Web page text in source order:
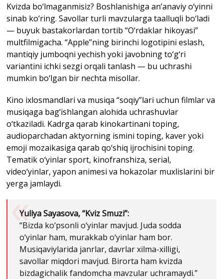
Kvizda bo‘lmaganmisiz? Boshlanishiga an’anaviy o‘yinni
sinab ko‘ring. Savollar turli mavzularga taalluqli bo‘ladi
— buyuk bastakorlardan tortib “O‘rdaklar hikoyasi”
multfilmigacha. “Apple”ning birinchi logotipini eslash,
mantiqiy jumboqni yechish yoki javobning to‘g‘ri
variantini ichki sezgi orqali tanlash — bu uchrashi
mumkin bo‘lgan bir nechta misollar.
Kino ixlosmandlari va musiqa “soqiy”lari uchun filmlar va
musiqaga bag‘ishlangan alohida uchrashuvlar
o‘tkaziladi. Kadrga qarab kinokartinani toping,
audioparchadan aktyorning ismini toping, kaver yoki
emoji mozaikasiga qarab qo‘shiq ijrochisini toping.
Tematik o‘yinlar sport, kinofranshiza, serial,
video‘yinlar, yapon animesi va hokazolar muxlislarini bir
yerga jamlaydi.
Yuliya Sayasova, “Kviz Smuzi”:
“Bizda ko‘psonli o‘yinlar mavjud. Juda sodda
o‘yinlar ham, murakkab o‘yinlar ham bor.
Musiqaviylarida janrlar, davrlar xilma-xilligi,
savollar miqdori mavjud. Birorta ham kvizda
bizdagichalik fandomcha mavzular uchramaydi.”